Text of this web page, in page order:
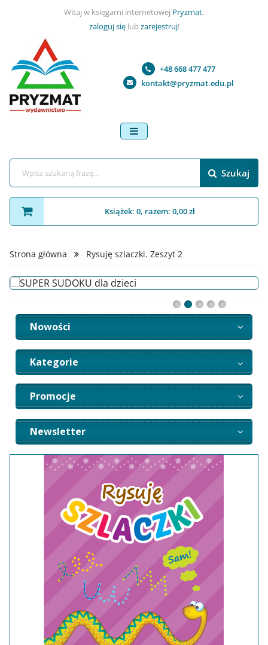
Witaj w księgarni internetowej Pryzmat,
zaloguj sięlub zarejestruj!
+48 668 477 477
kontakt@pryzmat.edu.pl
menu
Szukaj
Książek: 0, razem: 0,00 zł
Strona główna Rysuję szlaczki. Zeszyt 2
Nowości
Kategorie
Promocje
Newsletter